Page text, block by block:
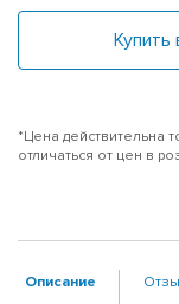
Купить
*Цена действительна
отличаться от цен в
Описание